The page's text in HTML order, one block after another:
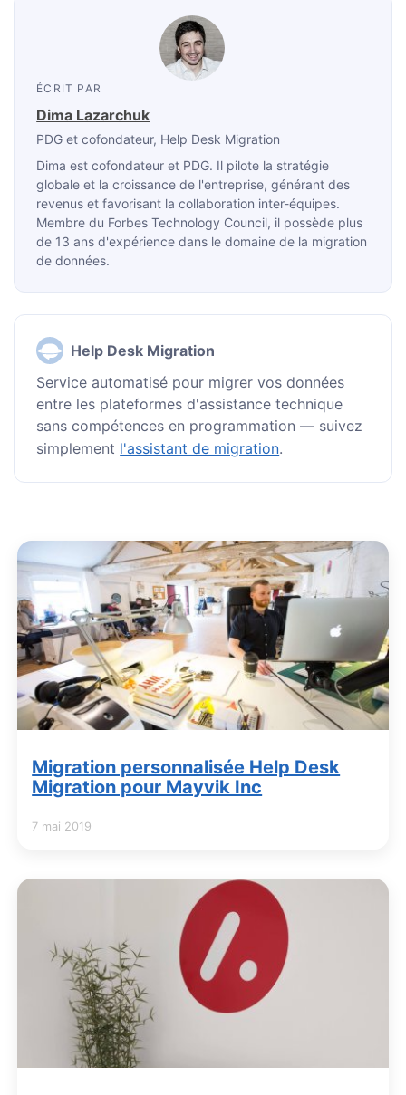
ÉCRIT PAR
Dima Lazarchuk
PDG et cofondateur, Help Desk Migration
Dima est cofondateur et PDG. Il pilote la stratégie
globale et la croissance de l'entreprise, générant des
revenus et favorisant la collaboration inter-équipes.
Membre du Forbes Technology Council, il possède plus
de 13 ans d'expérience dans le domaine de la migration
de données.
Help Desk Migration
Service automatisé pour migrer vos données
entre les plateformes d'assistance technique
sans compétences en programmation — suivez
simplement l'assistant de migration.
Migration personnalisée Help Desk
Migration pour Mayvik Inc
7 mai 2019